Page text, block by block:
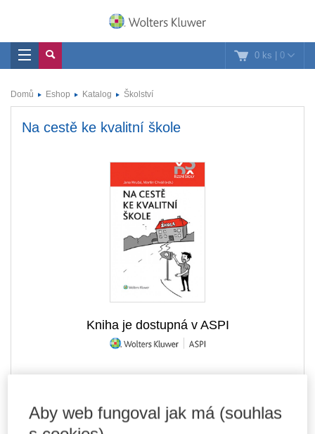
0 ks | 0
Domů Eshop Katalog Školství
Na cestě ke kvalitní škole
Kniha je dostupná v ASPI
DMOC 569 Kč
- expedice do 2 pracovních dnů
Aby web fungoval jak má (souhlas